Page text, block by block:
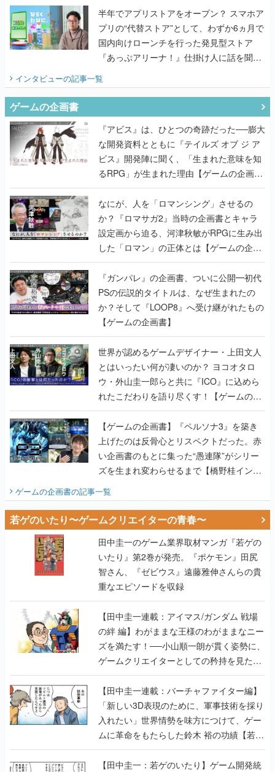
半年でアプリストアをオープン？ スマホア
プリの“代替ストア”として、わずか6ヵ月で
国内向けローンチを行った発見型ストア
『あっぷアリーナ！』仕掛け人に話を聞い
インタビューの記事一覧
ゲームの企画書
『アビス』は、ひとつの奇跡だった──膨大
な開発資料とともに『テイルズ オブ ジ ア
ビス』開発陣に聞く、「生まれた意味を知
るRPG」が生まれた理由【ゲームの企画
書】
なにが、人を「ロマンシング」させるの
か？『ロマサガ2』当時の企画書とキャラ
設定画から迫る、河津秋敏がRPGに生み出
した「ロマン」の正体とは【ゲームの企画
書】
『ガンパレ』の企画書、ついに公開━初代
PSの伝説的タイトルは、なぜ生まれたの
か？そして『LOOP8』へ受け継がれたもの
【ゲームの企画書】
世界が認めるゲームデザイナー・上田文人
とはいったい何が凄いのか？ ヨコオタロ
ウ・外山圭一郎らと共に『ICO』に込めら
れたこだわりを語り尽くす！【ゲームの企
画書】
【ゲームの企画書】『ペルソナ3』を築き
上げたのは反骨心とリスペクトだった。赤
い企画書のもとに集った“愚連隊”がシリー
ズを生まれ変わらせるまで【橋野桂インタ
ゲームの企画書の記事一覧
若ゲのいたり〜ゲームクリエイターの青春〜
田中圭一のゲーム業界取材マンガ『若ゲの
いたり』第2巻が発売。『ポケモン』田尻
智さん、『ゼビウス』遠藤雅伸さんらの貴
重なエピソードを収録
【田中圭一連載：アイマス/ガンダム 戦場
の絆 編】わがままな王様のわがままなニー
ズを満たす！──小山順一朗が貫く姿勢に、
ゲームクリエイターとしての矜持を見た
【若ゲのいたり最終回】
【田中圭一連載：バーチャファイター編】
「新しい3D表現のために、軍事技術を採り
入れたい」世界情勢を味方につけて、ゲー
ムに革命をもたらした鈴木 裕の功績【若ゲ
のいたり】
【田中圭一：若ゲのいたり】ゲーム開発統